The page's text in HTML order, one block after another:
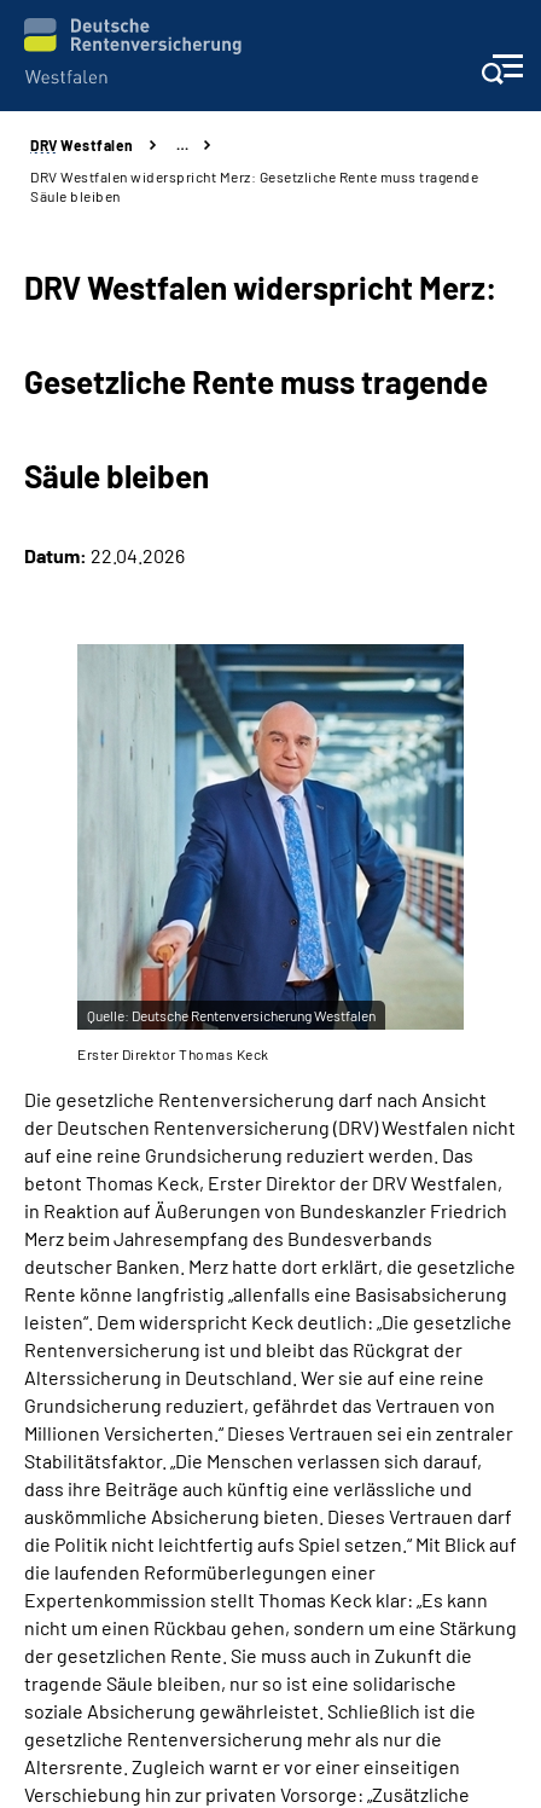
Kontakt und Beratung
Experten
Über uns
Online-Services
Leichte Sprache
Suche
Mein Kundenportal
DRV Westfalen
…
DRV Westfalen widerspricht Merz: Gesetzliche Rente muss tragende
Säule bleiben
DRV Westfalen widerspricht Merz:
Gesetzliche Rente muss tragende
Säule bleiben
Datum: 22.04.2026
Quelle: Deutsche Rentenversicherung Westfalen
Erster Direktor Thomas Keck
Die gesetzliche Rentenversicherung darf nach Ansicht
der Deutschen Rentenversicherung (DRV) Westfalen nicht
auf eine reine Grundsicherung reduziert werden. Das
betont Thomas Keck, Erster Direktor der DRV Westfalen,
in Reaktion auf Äußerungen von Bundeskanzler Friedrich
Merz beim Jahresempfang des Bundesverbands
deutscher Banken. Merz hatte dort erklärt, die gesetzliche
Rente könne langfristig „allenfalls eine Basisabsicherung
leisten“. Dem widerspricht Keck deutlich: „Die gesetzliche
Rentenversicherung ist und bleibt das Rückgrat der
Alterssicherung in Deutschland. Wer sie auf eine reine
Grundsicherung reduziert, gefährdet das Vertrauen von
Millionen Versicherten.“ Dieses Vertrauen sei ein zentraler
Stabilitätsfaktor. „Die Menschen verlassen sich darauf,
dass ihre Beiträge auch künftig eine verlässliche und
auskömmliche Absicherung bieten. Dieses Vertrauen darf
die Politik nicht leichtfertig aufs Spiel setzen.“ Mit Blick auf
die laufenden Reformüberlegungen einer
Expertenkommission stellt Thomas Keck klar: „Es kann
nicht um einen Rückbau gehen, sondern um eine Stärkung
der gesetzlichen Rente. Sie muss auch in Zukunft die
tragende Säule bleiben, nur so ist eine solidarische
soziale Absicherung gewährleistet. Schließlich ist die
gesetzliche Rentenversicherung mehr als nur die
Altersrente. Zugleich warnt er vor einer einseitigen
Verschiebung hin zur privaten Vorsorge: „Zusätzliche